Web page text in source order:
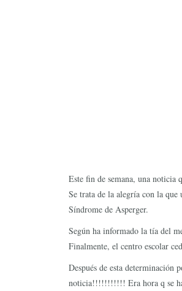
Este fin de semana, una noticia
Se trata de la alegría con la que
Síndrome de Asperger.
Según ha informado la tía del
Finalmente, el centro escolar
Después de esta determinación
noticia!!!!!!!!!!! Era hora q se